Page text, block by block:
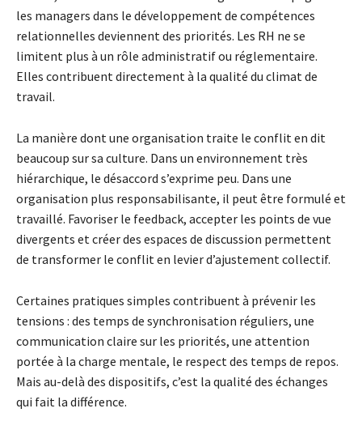
les managers dans le développement de compétences
relationnelles deviennent des priorités. Les RH ne se
limitent plus à un rôle administratif ou réglementaire.
Elles contribuent directement à la qualité du climat de
travail.
La manière dont une organisation traite le conflit en dit
beaucoup sur sa culture. Dans un environnement très
hiérarchique, le désaccord s’exprime peu. Dans une
organisation plus responsabilisante, il peut être formulé et
travaillé. Favoriser le feedback, accepter les points de vue
divergents et créer des espaces de discussion permettent
de transformer le conflit en levier d’ajustement collectif.
Certaines pratiques simples contribuent à prévenir les
tensions : des temps de synchronisation réguliers, une
communication claire sur les priorités, une attention
portée à la charge mentale, le respect des temps de repos.
Mais au-delà des dispositifs, c’est la qualité des échanges
qui fait la différence.